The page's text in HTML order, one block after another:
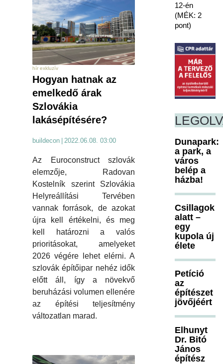
hír exkluzív
Hogyan hatnak az
emelkedő árak
Szlovákia
lakásépítésére?
buildecon 2022.06.08. 03:00
Az Euroconstruct szlovák
elemzője, Radovan
Kostelník szerint Szlovákia
Helyreállítási Tervében
vannak források, de azokat
újra kell értékelni, és meg
kell határozni a valós
prioritásokat, amelyeket
2026 végére lehet elérni. A
szlovák építőipar nehéz idők
előtt áll, így a növekvő
beruházási volumen ellenére
az építési teljesítmény
változatlan marad.
12-én
(MÉK: 2
pont)
Dunapark:
a park, a
város
belép a
házba!
Csillagok
alatt –
egy
kupola új
élete
Petíció
az
építészet
jövőjéért
Elhunyt
Dr. Bitó
János
építész